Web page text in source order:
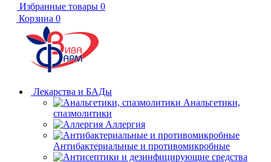
Избранные товары 0
Корзина 0
Лекарства и БАДы
Анальгетики,
спазмолитики
Аллергия
Антибактериальные и противомикробные